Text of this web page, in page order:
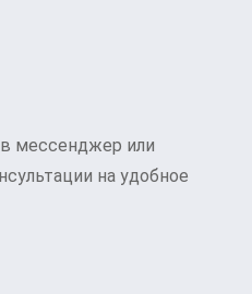
ломки и
до
МАА
тошноту, рвоту,
мессенджер или
на удобное